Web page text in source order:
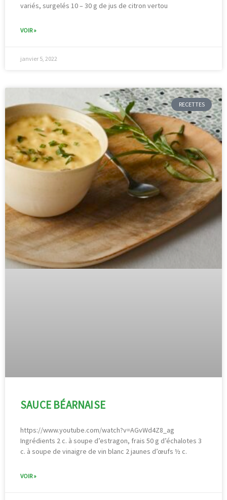
variés, surgelés 10 – 30 g de jus de citron vertou
VOIR »
janvier 5, 2022
RECETTES
SAUCE BÉARNAISE
https://www.youtube.com/watch?v=AGvWd4Z8_ag
Ingrédients 2 c. à soupe d’estragon, frais 50 g d’échalotes 3
c. à soupe de vinaigre de vin blanc 2 jaunes d’œufs ½ c.
VOIR »